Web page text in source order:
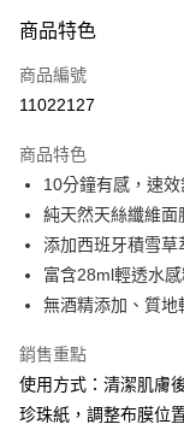
信用卡一次付款
超商取貨付款
Apple Pay
悠遊付
全盈+PAY
AFTEE先享後付
相關說明
AFTEE先享後付是「在
便利好安心！
ATM付款
商品特色
商品編號
11022127
商品特色
10分鐘有感，速效
純天然天絲纖維面
添加西班牙積雪草
富含28ml輕透水
無酒精添加、質地
銷售重點
使用方式：清潔肌膚
珍珠紙，調整布膜位